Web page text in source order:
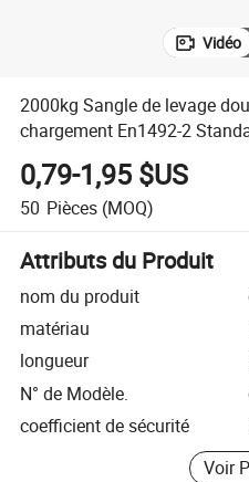
Vidéo
2000kg Sangle de levage
chargement En1492-2
0,79-1,95 $US
50 Pièces (MOQ)
Attributs du Produit
nom du produit
matériau
longueur
N° de Modèle.
coefficient de sécurité
Voir